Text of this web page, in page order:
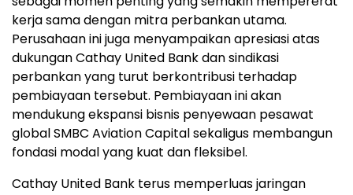
kerja sama dengan mitra perbankan utama.
Perusahaan ini juga menyampaikan apresiasi atas
dukungan Cathay United Bank dan sindikasi
perbankan yang turut berkontribusi terhadap
pembiayaan tersebut. Pembiayaan ini akan
mendukung ekspansi bisnis penyewaan pesawat
global SMBC Aviation Capital sekaligus membangun
fondasi modal yang kuat dan fleksibel.
Cathay United Bank terus memperluas jaringan